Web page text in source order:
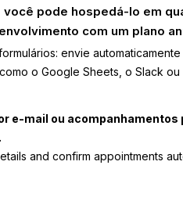
você pode hospedá-lo em
com um plano
envie
o Google Sheets, o Slack
e-mail ou acompanhamentos
and confirm appointments